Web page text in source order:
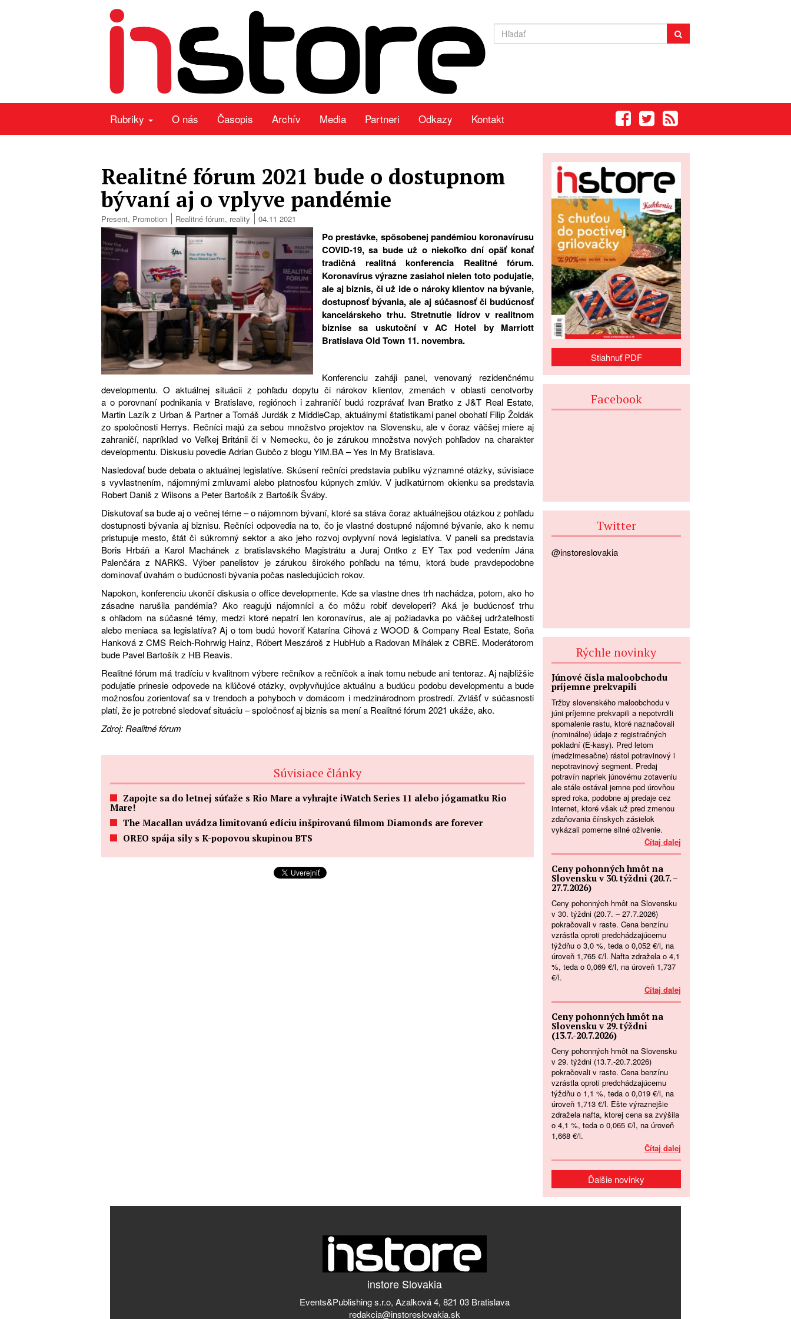
Rubriky O nás Časopis Archív Media Partneri Odkazy Kontakt
Realitné fórum 2021 bude o dostupnom
bývaní aj o vplyve pandémie
Present, Promotion Realitné fórum, reality 04.11 2021
Po prestávke, spôsobenej pandémiou koronavírusu
COVID-19, sa bude už o niekoľko dní opäť konať
tradičná realitná konferencia Realitné fórum.
Koronavírus výrazne zasiahol nielen toto podujatie,
ale aj biznis, či už ide o nároky klientov na bývanie,
dostupnosť bývania, ale aj súčasnosť či budúcnosť
kancelárskeho trhu. Stretnutie lídrov v realitnom
biznise sa uskutoční v AC Hotel by Marriott
Bratislava Old Town 11. novembra.
Konferenciu zaháji panel, venovaný rezidenčnému
developmentu. O aktuálnej situácii z pohľadu dopytu či nárokov klientov, zmenách v oblasti cenotvorby
a o porovnaní podnikania v Bratislave, regiónoch i zahraničí budú rozprávať Ivan Bratko z J&T Real Estate,
Martin Lazík z Urban & Partner a Tomáš Jurdák z MiddleCap, aktuálnymi štatistikami panel obohatí Filip Žoldák
zo spoločnosti Herrys. Rečníci majú za sebou množstvo projektov na Slovensku, ale v čoraz väčšej miere aj
zahraničí, napríklad vo Veľkej Británii či v Nemecku, čo je zárukou množstva nových pohľadov na charakter
developmentu. Diskusiu povedie Adrian Gubčo z blogu YIM.BA – Yes In My Bratislava.
Nasledovať bude debata o aktuálnej legislatíve. Skúsení rečníci predstavia publiku významné otázky, súvisiace
s vyvlastnením, nájomnými zmluvami alebo platnosťou kúpnych zmlúv. V judikatúrnom okienku sa predstavia
Robert Daniš z Wilsons a Peter Bartošík z Bartošík Šváby.
Diskutovať sa bude aj o večnej téme – o nájomnom bývaní, ktoré sa stáva čoraz aktuálnejšou otázkou z pohľadu
dostupnosti bývania aj biznisu. Rečníci odpovedia na to, čo je vlastné dostupné nájomné bývanie, ako k nemu
pristupuje mesto, štát či súkromný sektor a ako jeho rozvoj ovplyvní nová legislatíva. V paneli sa predstavia
Boris Hrbáň a Karol Machánek z bratislavského Magistrátu a Juraj Ontko z EY Tax pod vedením Jána
Palenčára z NARKS. Výber panelistov je zárukou širokého pohľadu na tému, ktorá bude pravdepodobne
dominovať úvahám o budúcnosti bývania počas nasledujúcich rokov.
Napokon, konferenciu ukončí diskusia o office developmente. Kde sa vlastne dnes trh nachádza, potom, ako ho
zásadne narušila pandémia? Ako reagujú nájomníci a čo môžu robiť developeri? Aká je budúcnosť trhu
s ohľadom na súčasné témy, medzi ktoré nepatrí len koronavírus, ale aj požiadavka po väčšej udržateľnosti
alebo meniaca sa legislatíva? Aj o tom budú hovoriť Katarína Cihová z WOOD & Company Real Estate, Soňa
Hanková z CMS Reich-Rohrwig Hainz, Róbert Meszároš z HubHub a Radovan Mihálek z CBRE. Moderátorom
bude Pavel Bartošík z HB Reavis.
Realitné fórum má tradíciu v kvalitnom výbere rečníkov a rečníčok a inak tomu nebude ani tentoraz. Aj najbližšie
podujatie prinesie odpovede na kľúčové otázky, ovplyvňujúce aktuálnu a budúcu podobu developmentu a bude
možnosťou zorientovať sa v trendoch a pohyboch v domácom i medzinárodnom prostredí. Zvlášť v súčasnosti
platí, že je potrebné sledovať situáciu – spoločnosť aj biznis sa mení a Realitné fórum 2021 ukáže, ako.
Zdroj: Realitné fórum
Súvisiace články
Zapojte sa do letnej súťaže s Rio Mare a vyhrajte iWatch Series 11 alebo jógamatku Rio
Mare!
The Macallan uvádza limitovanú edíciu inšpirovanú filmom Diamonds are forever
OREO spája sily s K-popovou skupinou BTS
Stiahnuť PDF
Facebook
Twitter
@instoreslovakia
Rýchle novinky
Júnové čísla maloobchodu
príjemne prekvapili
Tržby slovenského maloobchodu v
júni príjemne prekvapili a nepotvrdili
spomalenie rastu, ktoré naznačovali
(nominálne) údaje z registračných
pokladní (E-kasy). Pred letom
(medzimesačne) rástol potravinový i
nepotravinový segment. Predaj
potravín napriek júnovému zotaveniu
ale stále ostával jemne pod úrovňou
spred roka, podobne aj predaje cez
internet, ktoré však už pred zmenou
zdaňovania čínskych zásielok
vykázali pomerne silné oživenie.
Čítaj dalej
Ceny pohonných hmôt na
Slovensku v 30. týždni (20.7. –
27.7.2026)
Ceny pohonných hmôt na Slovensku
v 30. týždni (20.7. – 27.7.2026)
pokračovali v raste. Cena benzínu
vzrástla oproti predchádzajúcemu
týždňu o 3,0 %, teda o 0,052 €/l, na
úroveň 1,765 €/l. Nafta zdražela o 4,1
%, teda o 0,069 €/l, na úroveň 1,737
€/l.
Čítaj dalej
Ceny pohonných hmôt na
Slovensku v 29. týždni
(13.7.-20.7.2026)
Ceny pohonných hmôt na Slovensku
v 29. týždni (13.7.-20.7.2026)
pokračovali v raste. Cena benzínu
vzrástla oproti predchádzajúcemu
týždňu o 1,1 %, teda o 0,019 €/l, na
úroveň 1,713 €/l. Ešte výraznejšie
zdražela nafta, ktorej cena sa zvýšila
o 4,1 %, teda o 0,065 €/l, na úroveň
1,668 €/l.
Čítaj dalej
Ďalšie novinky
instore Slovakia
Events&Publishing s.r.o, Azalková 4, 821 03 Bratislava
redakcia@instoreslovakia.sk